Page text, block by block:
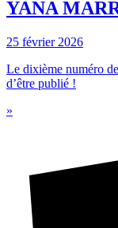
YANA
25 février 2026
Le dixième numéro
d’être publié !
»